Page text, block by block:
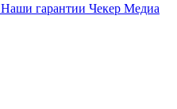
Наши гарантии Чекер Медиа